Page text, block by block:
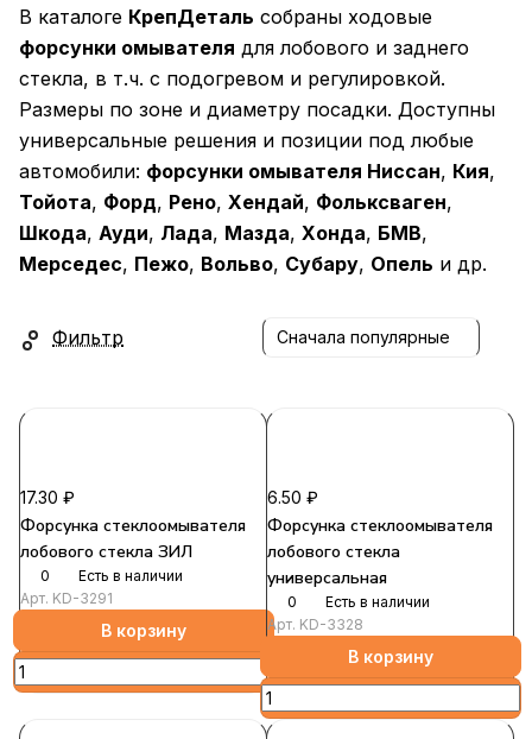
В каталоге КрепДеталь собраны ходовые
форсунки омывателя для лобового и заднего
стекла, в т.ч. с подогревом и регулировкой.
Размеры по зоне и диаметру посадки. Доступны
универсальные решения и позиции под любые
автомобили: форсунки омывателя Ниссан, Кия,
Тойота, Форд, Рено, Хендай, Фольксваген,
Шкода, Ауди, Лада, Мазда, Хонда, БМВ,
Мерседес, Пежо, Вольво, Субару, Опель и др.
Фильтр Сначала популярные
17.30 ₽
Форсунка стеклоомывателя
лобового стекла ЗИЛ
0
Есть в наличии
Арт. KD-3291
В корзину
6.50 ₽
Форсунка стеклоомывателя
лобового стекла
универсальная
0
Есть в наличии
Арт. KD-3328
В корзину